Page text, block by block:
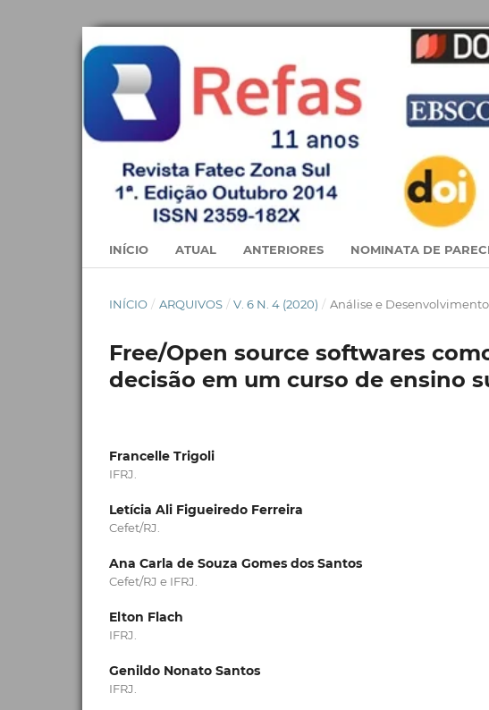
INÍCIO ATUAL ANTERIORES NOMINATA DE
INÍCIO / ARQUIVOS / V. 6 N. 4 (2020) / Análise e
Free/Open source softwares
decisão em um curso de ensino
Francelle Trigoli
IFRJ.
Letícia Ali Figueiredo Ferreira
Cefet/RJ.
Ana Carla de Souza Gomes dos Santos
Cefet/RJ e IFRJ.
Elton Flach
IFRJ.
Genildo Nonato Santos
IFRJ.